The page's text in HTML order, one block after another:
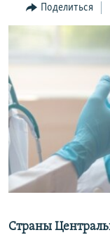
ТОҶИКӢ
Все сайты РСЕ/
Поделиться
Страны